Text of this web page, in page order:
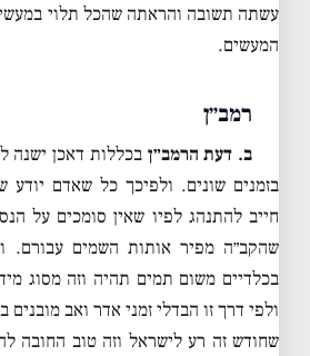
עשתה תשובה והראתה שהכל תלוי
המעשים.
רמב״ן
ב. דעת הרמב״ן בכללות דאכן ישנה
בזמנים שונים. ולפיכך כל שאדם יודע
חייב להתנהג לפיו שאין סומכים על
שהקב״ה מפיר אותות השמים עבורם.
בכלדיים משום תמים תהיה וזה מסוג
ולפי דרך זו הבדלי זמני אדר ואב
שחודש זה רע לישראל וזה טוב החובה